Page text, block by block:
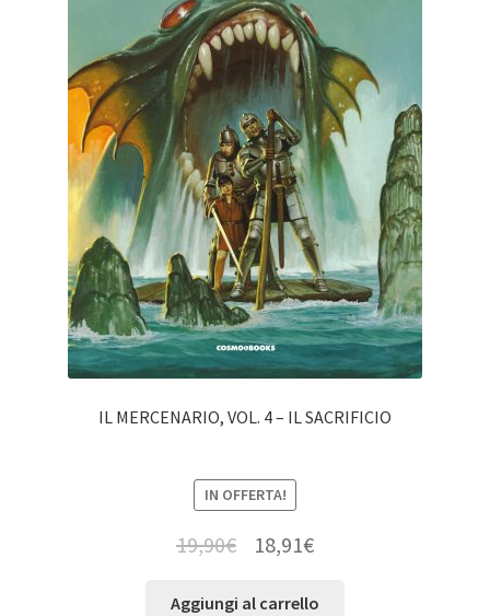
IL MERCENARIO, VOL. 4 – IL SACRIFICIO
IN OFFERTA!
19,90€ 18,91€
Aggiungi al carrello